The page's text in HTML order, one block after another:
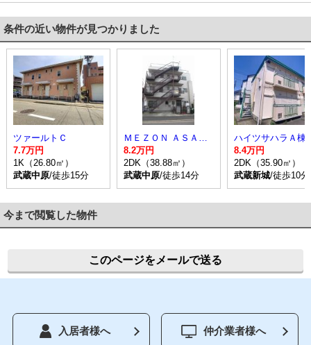
条件の近い物件が見つかりました
ツァールトＣ
7.7万円
1K（26.80㎡）
武蔵中原/徒歩15分
ＭＥＺＯＮ ＡＳＡＨＩＮＡ
8.2万円
2DK（38.88㎡）
武蔵中原/徒歩14分
ハイツサハラＡ棟
8.4万円
2DK（35.90㎡）
武蔵新城/徒歩10分
今まで閲覧した物件
このページをメールで送る
入居者様へ 仲介業者様へ